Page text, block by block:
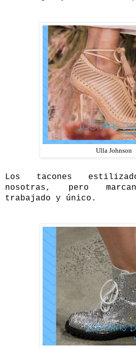
Ulla Johnson
Los tacones
nosotras, pero
trabajado y único.